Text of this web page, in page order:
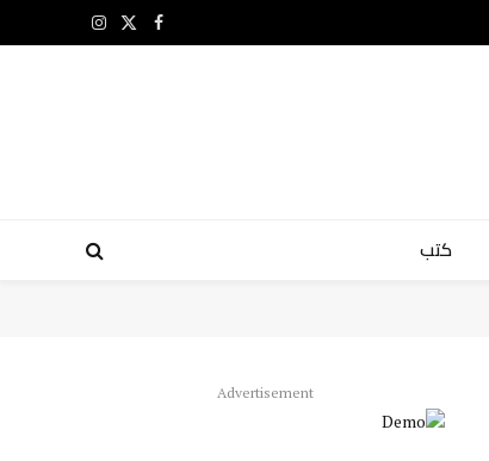
فيسبوك
X
الانستغرام
كتب
Advertisement